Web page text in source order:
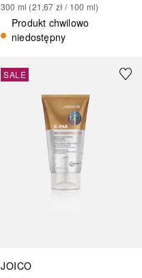
300 ml (21,67 zł / 100 ml)
Produkt chwilowo
niedostępny
JOICO
SALE